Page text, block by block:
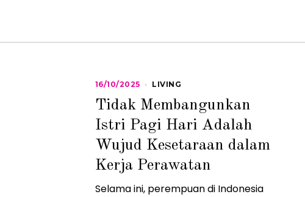
16/10/2025
/
0
0
2
5
LIVING
Tidak Membangunkan
Istri Pagi Hari Adalah
Wujud Kesetaraan dalam
Kerja Perawatan
Selama ini, perempuan di Indonesia